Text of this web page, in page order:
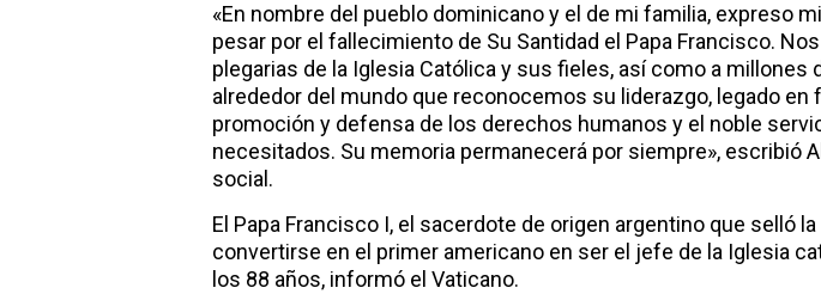
«En nombre del pueblo dominicano y el de mi familia, expreso
pesar por el fallecimiento de Su Santidad el Papa Francisco.
plegarias de la Iglesia Católica y sus fieles, así como a millones
alrededor del mundo que reconocemos su liderazgo, legado en
promoción y defensa de los derechos humanos y el noble
necesitados. Su memoria permanecerá por siempre», escribió
social.
El Papa Francisco I, el sacerdote de origen argentino que selló la
convertirse en el primer americano en ser el jefe de la Iglesia
los 88 años, informó el Vaticano.